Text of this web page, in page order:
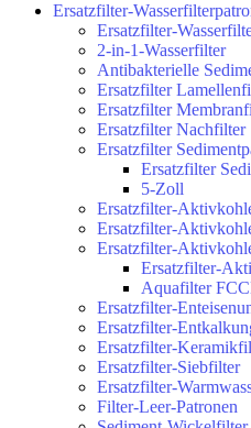
Ersatzfilter-
Ersatzfilter-
2-in-1-Wasserfilter
Antibakterielle
Ersatzfilter
Ersatzfilter
Ersatzfilter Nachfilter
Ersatzfilter
Ersatzfilter
5-Zoll
Ersatzfilter-
Ersatzfilter-
Ersatzfilter-
Ersatzfilter-
Aquafilter
Ersatzfilter-
Ersatzfilter-
Ersatzfilter-
Ersatzfilter-Siebfilter
Ersatzfilter-
Filter-Leer-Patronen